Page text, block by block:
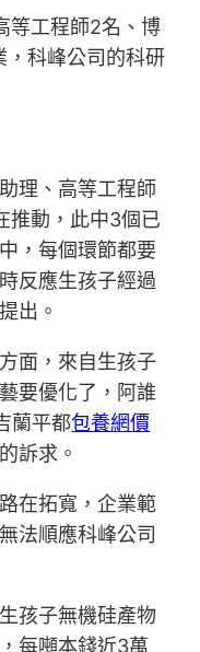
等工程師2名、博
，科峰公司的科研
理、高等工程師
推動，此中3個已
，每個環節都要
反應生孩子經過
出。
面，來自生孩子
要優化了，阿誰
蘭平都包養網價
訴求。
在拓寬，企業範
法順應科峰公司
孩子無機硅產物
每噸本錢近3萬